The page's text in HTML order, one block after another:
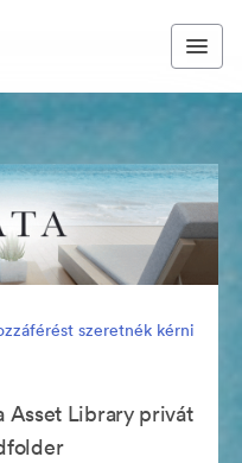
szeretnék kérni
Asset Library privát